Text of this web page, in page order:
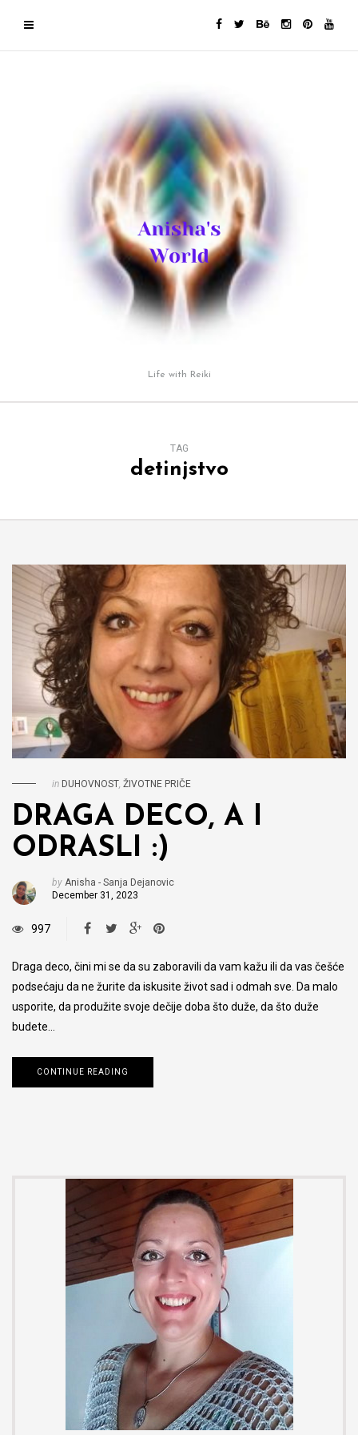
Life with Reiki
TAG
detinjstvo
in DUHOVNOST, ŽIVOTNE PRIČE
DRAGA DECO, A I
ODRASLI :)
by Anisha - Sanja Dejanovic
December 31, 2023
997
Draga deco, čini mi se da su zaboravili da vam kažu ili da vas češće
podsećaju da ne žurite da iskusite život sad i odmah sve. Da malo
usporite, da produžite svoje dečije doba što duže, da što duže
budete…
CONTINUE READING